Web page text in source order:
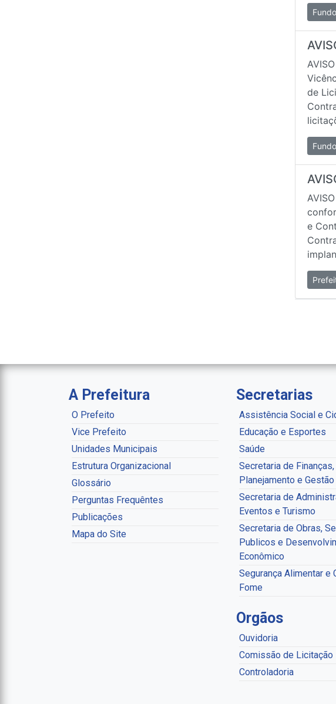
de
e
A Prefeitura
O Prefeito
Vice Prefeito
Unidades Municipais
Estrutura Organizacional
Glossário
Perguntas Frequêntes
Publicações
Mapa do Site
Secretarias
Assistência Social e
Educação e Esportes
Saúde
Secretaria de Finanças,
Planejamento e Gestão
Secretaria de
Eventos e Turismo
Secretaria de Obras,
Publicos e
Econômico
Segurança Alimentar e
Fome
Orgãos
Ouvidoria
Comissão de Licitação
Controladoria